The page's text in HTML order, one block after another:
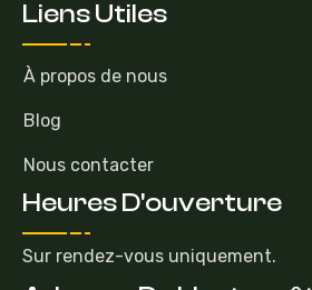
Liens Utiles
À propos de nous
Blog
Nous contacter
Heures D'ouverture
Sur rendez-vous uniquement.